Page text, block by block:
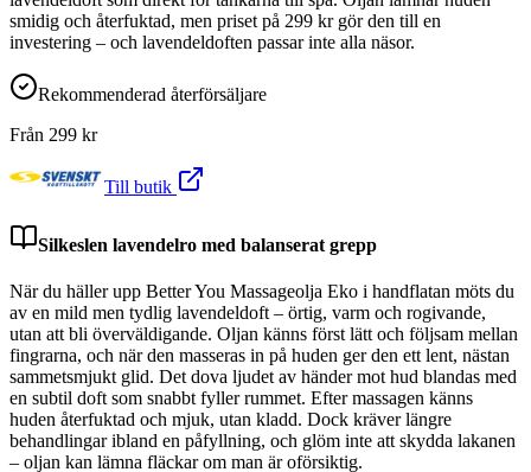
smidig och återfuktad, men priset på 299 kr gör den till en
investering – och lavendeldoften passar inte alla näsor.
Rekommenderad återförsäljare
Från 299 kr
Till butik
Silkeslen lavendelro med balanserat grepp
När du häller upp Better You Massageolja Eko i handflatan möts du
av en mild men tydlig lavendeldoft – örtig, varm och rogivande,
utan att bli överväldigande. Oljan känns först lätt och följsam mellan
fingrarna, och när den masseras in på huden ger den ett lent, nästan
sammetsmjukt glid. Det dova ljudet av händer mot hud blandas med
en subtil doft som snabbt fyller rummet. Efter massagen känns
huden återfuktad och mjuk, utan kladd. Dock kräver längre
behandlingar ibland en påfyllning, och glöm inte att skydda lakanen
– oljan kan lämna fläckar om man är oförsiktig.